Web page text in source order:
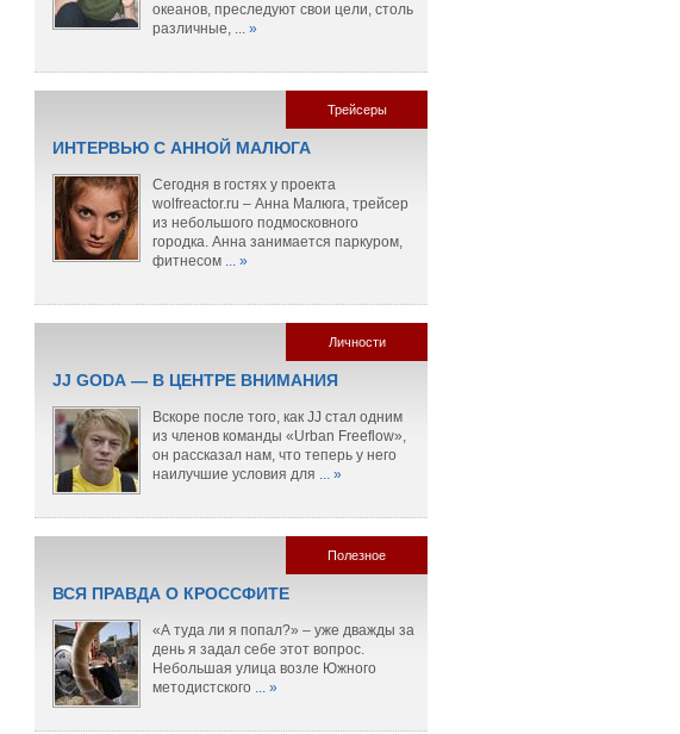
океанов, преследуют свои цели, столь
различные, ... »
Трейсеры
ИНТЕРВЬЮ С АННОЙ МАЛЮГА
Сегодня в гостях у проекта
wolfreactor.ru – Анна Малюга, трейсер
из небольшого подмосковного
городка. Анна занимается паркуром,
фитнесом ... »
Личности
JJ GODA — В ЦЕНТРЕ ВНИМАНИЯ
Вскоре после того, как JJ стал одним
из членов команды «Urban Freeflow»,
он рассказал нам, что теперь у него
наилучшие условия для ... »
Полезное
ВСЯ ПРАВДА О КРОССФИТЕ
«А туда ли я попал?» – уже дважды за
день я задал себе этот вопрос.
Небольшая улица возле Южного
методистского ... »